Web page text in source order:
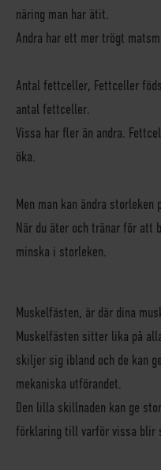
näring man har ätit.
Andra har ett mer trögt
Antal fettceller, Fettceller
antal fettceller.
Vissa har fler än andra.
öka.
Men man kan ändra storleken
När du äter och tränar för att
minska i storleken.
Muskelfästen, är där dina
Muskelfästen sitter lika på
skiljer sig ibland och de kan
mekaniska utförandet.
Den lilla skillnaden kan ge
förklaring till varför vissa blir